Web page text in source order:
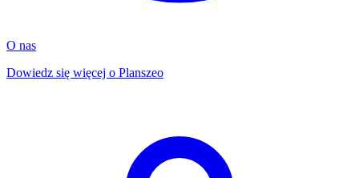
O nas
Dowiedz się więcej o Planszeo